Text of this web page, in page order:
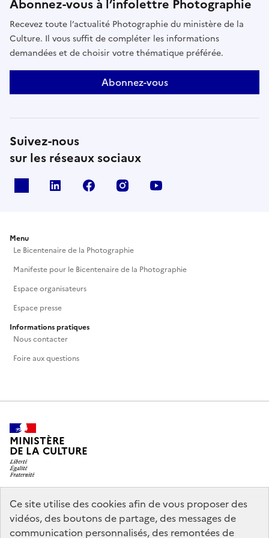
Ce site utilise des cookies afin de vous proposer des
vidéos, des boutons de partage, des messages de
communication personnalisés, des remontées de
Abonnez-vous à l’infolettre Photographie
Recevez toute l’actualité Photographie du ministère de la
Culture. Il vous suffit de compléter les informations
demandées et de choisir votre thématique préférée.
Abonnez-vous
Suivez-nous
sur les réseaux sociaux
Linkedin Facebook Instagram
Menu
Le Bicentenaire de la Photographie
Manifeste pour le Bicentenaire de la Photographie
Espace organisateurs
Espace presse
Informations pratiques
Nous contacter
Foire aux questions
MINISTÈRE
DE LA CULTURE
legifrance.gouv.fr
info.gouv.fr